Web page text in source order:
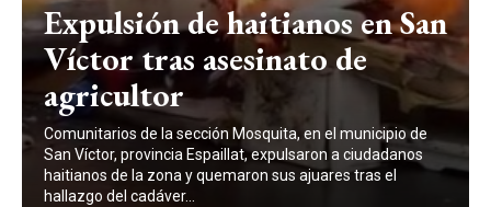
Expulsión de haitianos en San
Víctor tras asesinato de
agricultor
Comunitarios de la sección Mosquita, en el municipio de
San Víctor, provincia Espaillat, expulsaron a ciudadanos
haitianos de la zona y quemaron sus ajuares tras el
hallazgo del cadáver...